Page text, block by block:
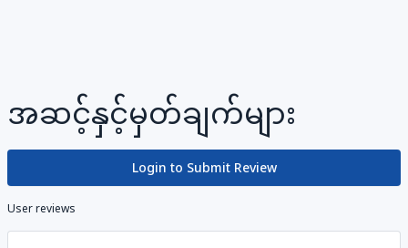
အဆင့်နှင့်မှတ်ချက်များ
Login to Submit Review
User reviews